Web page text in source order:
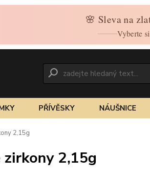
🌸 Sleva na
Vyberte
PŘÍVĚSKY NÁUŠNICE
2,15g
2,15g